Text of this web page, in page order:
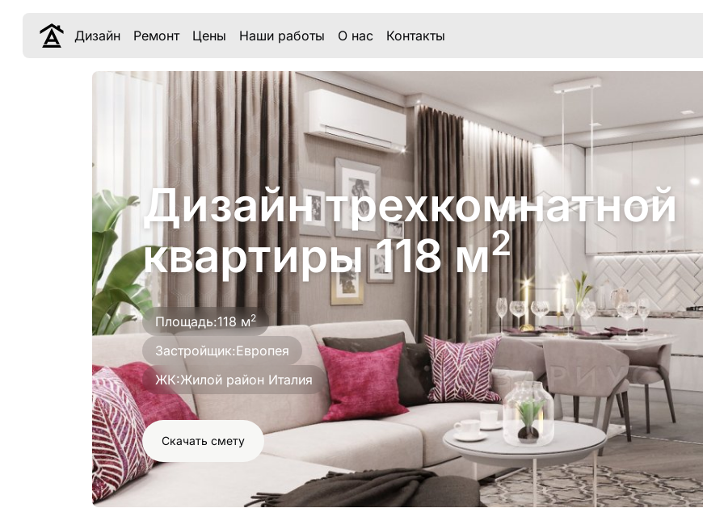
Дизайн Ремонт Цены Наши работы О нас Контакты
Дизайн трехкомнатной
квартиры 118 м2
Площадь:118 м2
Застройщик:Европея
ЖК:Жилой район Италия
Скачать смету